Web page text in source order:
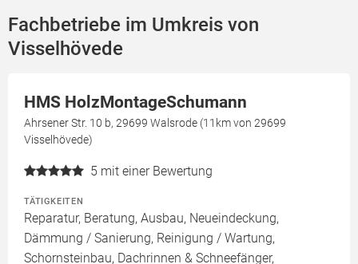
Fachbetriebe im Umkreis von
Visselhövede
HMS HolzMontageSchumann
Ahrsener Str. 10 b, 29699 Walsrode (11km von 29699
Visselhövede)
5 mit einer Bewertung
TÄTIGKEITEN
Reparatur, Beratung, Ausbau, Neueindeckung,
Dämmung / Sanierung, Reinigung / Wartung,
Schornsteinbau, Dachrinnen & Schneefänger,